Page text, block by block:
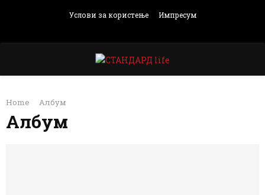
Услови за користење Импресум
PRIMARY
MENU
Home Албум
Албум